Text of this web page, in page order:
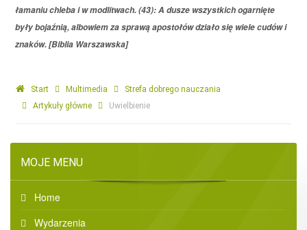
łamaniu chleba i w modlitwach. (43): A dusze wszystkich ogarnięte
były bojaźnią, albowiem za sprawą apostołów działo się wiele cudów i
znaków. [Biblia Warszawska]
Start Multimedia
Strefa dobrego nauczania
Artykuły główne
Uwielbienie
MOJE MENU
Home
Wydarzenia